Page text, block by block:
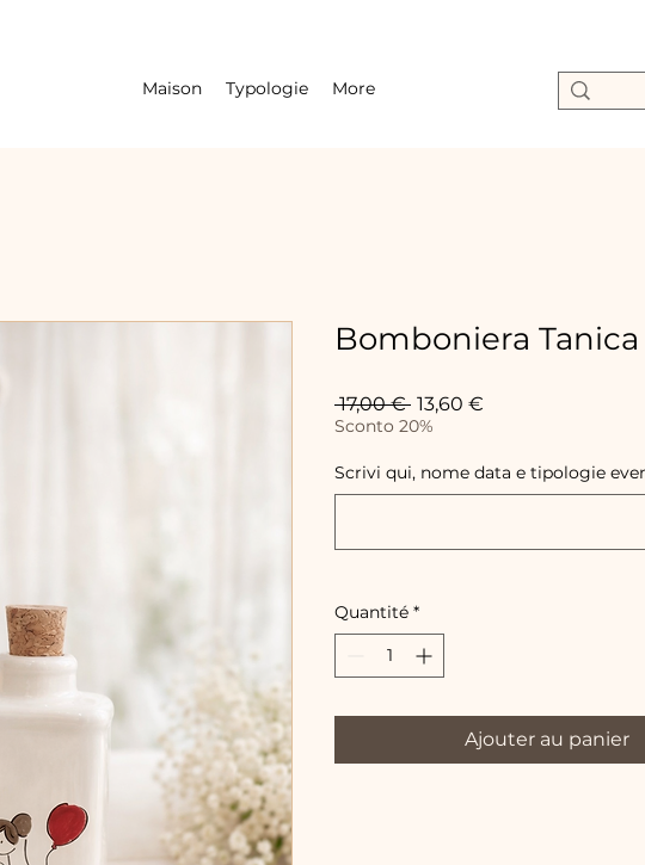
Maison Typologie More
Bomboniera Tanica
17,00 € Prix
original
13,60 €
Sconto 20%
Scrivi qui, nome data e tipologie
Quantité *
Ajouter au panier